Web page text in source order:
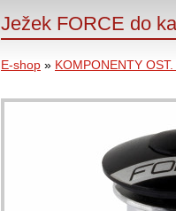
Ježek FORCE do
E-shop » KOMPONENTY